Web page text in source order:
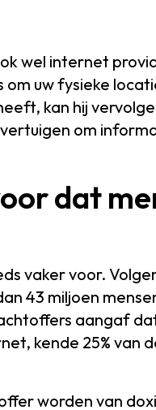
wel internet
uw fysieke
kan hij
om
dat
vaker voor.
43 miljoen
aangaf
kende 25% van
worden van